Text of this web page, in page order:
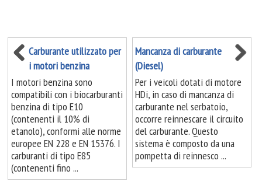
Carburante utilizzato per
i motori benzina
I motori benzina sono
compatibili con i biocarburanti
benzina di tipo E10
(contenenti il 10% di
etanolo), conformi alle norme
europee EN 228 e EN 15376. I
carburanti di tipo E85
(contenenti fino ...
Mancanza di carburante
(Diesel)
Per i veicoli dotati di motore
HDi, in caso di mancanza di
carburante nel serbatoio,
occorre reinnescare il circuito
del carburante. Questo
sistema è composto da una
pompetta di reinnesco ...